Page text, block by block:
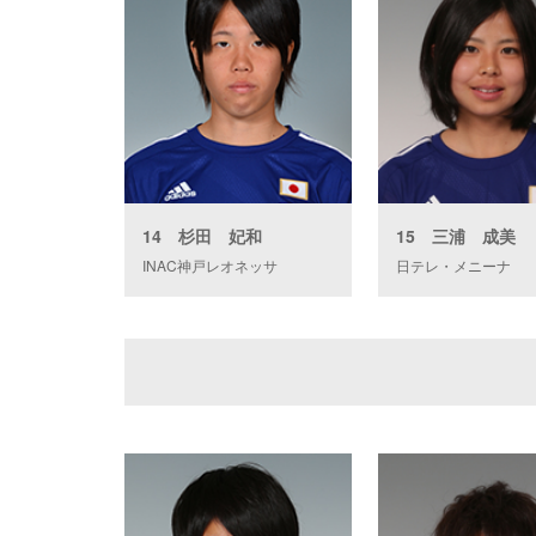
14 杉田 妃和
INAC神戸レオネッサ
15 三浦 成美
日テレ・メニーナ